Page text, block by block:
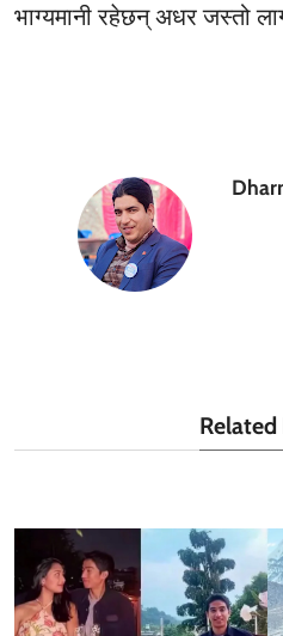
भाग्यमानी रहेछन् अधर जस्तो
Related